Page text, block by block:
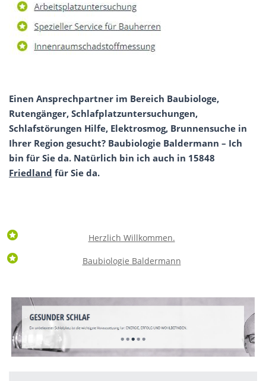
Einen Ansprechpartner im Bereich Baubiologe,
Rutengänger, Schlafplatzuntersuchungen,
Schlafstörungen Hilfe, Elektrosmog, Brunnensuche in
Ihrer Region gesucht? Baubiologie Baldermann – Ich
bin für Sie da. Natürlich bin ich auch in 15848
Friedland für Sie da.
Herzlich Willkommen.
Baubiologie Baldermann